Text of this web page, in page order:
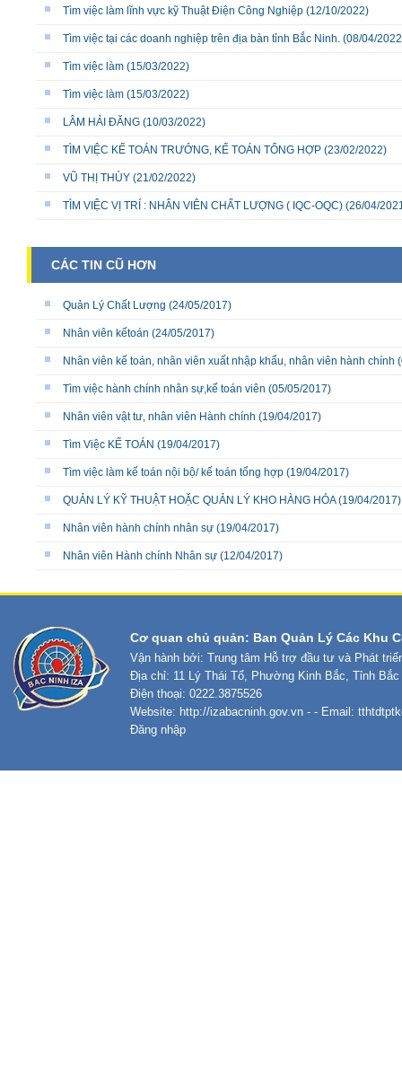
Tìm việc làm lĩnh vực kỹ Thuật Điện Công Nghiệp (12/10/2022)
Tìm việc tại các doanh nghiệp trên địa bàn tỉnh Bắc Ninh. (08/04/
Tìm việc làm (15/03/2022)
Tìm việc làm (15/03/2022)
LÂM HẢI ĐĂNG (10/03/2022)
TÌM VIỆC KẾ TOÁN TRƯỞNG, KẾ TOÁN TỔNG HỢP (23/02/2022)
VŨ THỊ THÙY (21/02/2022)
TÌM VIỆC VỊ TRÍ : NHÂN VIÊN CHẤT LƯỢNG ( IQC-OQC) (26/04/
CÁC TIN CŨ HƠN
Quản Lý Chất Lượng (24/05/2017)
Nhân viên kếtoán (24/05/2017)
Nhân viên kế toán, nhân viên xuất nhập khẩu, nhân viên hành chính
Tìm việc hành chính nhân sự,kế toán viên (05/05/2017)
Nhân viên vật tư, nhân viên Hành chính (19/04/2017)
Tìm Việc KẾ TOÁN (19/04/2017)
Tìm việc làm kế toán nội bộ/ kế toán tổng hợp (19/04/2017)
QUẢN LÝ KỸ THUẬT HOẶC QUẢN LÝ KHO HÀNG HÓA(19/04/2017)
Nhân viên hành chính nhân sự (19/04/2017)
Nhân viên Hành chính Nhân sự (12/04/2017)
Cơ quan chủ quản: Ban Quản Lý Các Khu
Vận hành bởi: Trung tâm Hỗ trợ đầu tư và Phát
Địa chỉ: 11 Lý Thái Tổ, Phường Kinh Bắc, Tỉnh Bắc
Điện thoại: 0222.3875526
Website: http://izabacninh.gov.vn - - Email:
Đăng nhập